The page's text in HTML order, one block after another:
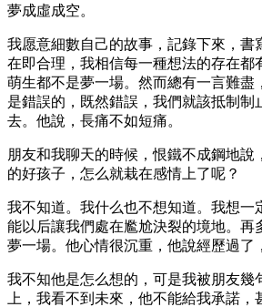
夢成虛成空。
我愿意細數自己的故事，記錄下來，書
在即合理，我相信每一種想法的存在都
萌生都不是夢一場。然而總有一言難盡
是錯誤的，既然錯誤，我們就該抵制制
去。他說，長痛不如短痛。
朋友和我聊天的時候，恨鐵不成鋼地說
的好孩子，怎么就栽在感情上了呢？
我不知道。我什么也不想知道。我想一
能以后讓我們處在尷尬決裂的境地。再
夢一場。他心情很沉重，他說經歷過了
我不知他是怎么想的，可是我被朋友幾
上，我看不到未來，他不能給我承諾